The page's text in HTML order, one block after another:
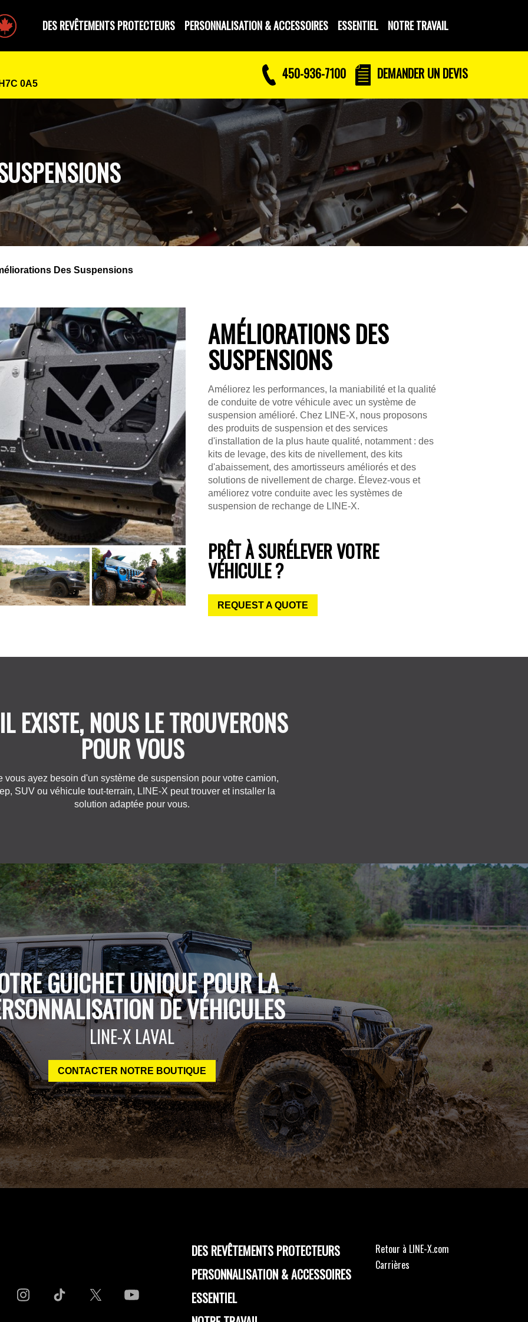
des Canadiens
DES REVÊTEMENTS PROTECTEURS PERSONNALISATION & ACCESSOIRES ESSENTIEL NOTRE TRAVAIL
0A5
450-936-7100 DEMANDER UN DEVIS
Des Suspensions
AMÉLIORATIONS DES
SUSPENSIONS
Améliorez les performances, la maniabilité et la qualité
de conduite de votre véhicule avec un système de
suspension amélioré. Chez LINE-X, nous proposons
des produits de suspension et des services
d'installation de la plus haute qualité, notamment : des
kits de levage, des kits de nivellement, des kits
d'abaissement, des amortisseurs améliorés et des
solutions de nivellement de charge. Élevez-vous et
améliorez votre conduite avec les systèmes de
suspension de rechange de LINE-X.
PRÊT À SURÉLEVER VOTRE
VÉHICULE ?
REQUEST A QUOTE
EXISTE, NOUS LE TROUVERONS
POUR VOUS
vous ayez besoin d'un système de suspension pour votre camion,
SUV ou véhicule tout-terrain, LINE-X peut trouver et installer la
solution adaptée pour vous.
GUICHET UNIQUE POUR LA
DE VÉHICULES
LINE-X LAVAL
CONTACTER NOTRE BOUTIQUE
DES REVÊTEMENTS PROTECTEURS
PERSONNALISATION & ACCESSOIRES
ESSENTIEL
Retour à LINE-X.com
Carrières